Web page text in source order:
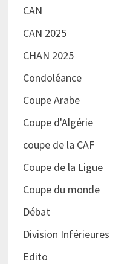
CAN
CAN 2025
CHAN 2025
Condoléance
Coupe Arabe
Coupe d'Algérie
coupe de la CAF
Coupe de la Ligue
Coupe du monde
Débat
Division Inférieures
Edito